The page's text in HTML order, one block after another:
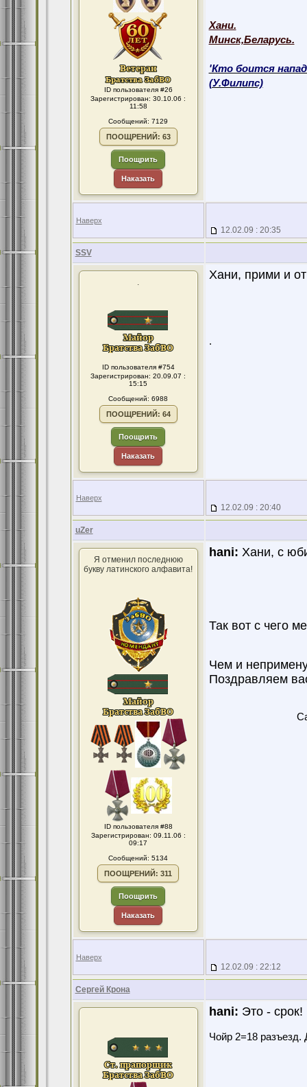
ID пользователя #26
Зарегистрирован: 30.10.06 :
11:58
Сообщений: 7129
ПООЩРЕНИЙ: 63
Поощрить
Наказать
Хани.
Минск,Беларусь.
'Кто боится
(У.Филипс)
Наверх
12.02.09 : 20:35
SSV
.
ID пользователя #754
Зарегистрирован: 20.09.07 :
15:15
Сообщений: 6988
ПООЩРЕНИЙ: 64
Поощрить
Наказать
Хани, прими и
.
Наверх
12.02.09 : 20:40
uZer
Я отменил последнюю
букву латинского алфавита!
ID пользователя #88
Зарегистрирован: 09.11.06 :
09:17
Сообщений: 5134
ПООЩРЕНИЙ: 311
Поощрить
Наказать
hani: Хани, с
Так вот с чего
Чем и
Поздравляем
Наверх
12.02.09 : 22:12
Сергей Крона
hani: Это -
Чойр 2=18